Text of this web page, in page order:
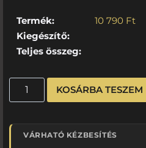
Termék: 10 790 Ft
Kiegészítő:
Teljes összeg:
KOSÁRBA TESZEM
VÁRHATÓ KÉZBESÍTÉS